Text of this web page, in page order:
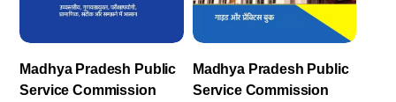
Madhya Pradesh Public
Service Commission
Madhya Pradesh Public
Service Commission